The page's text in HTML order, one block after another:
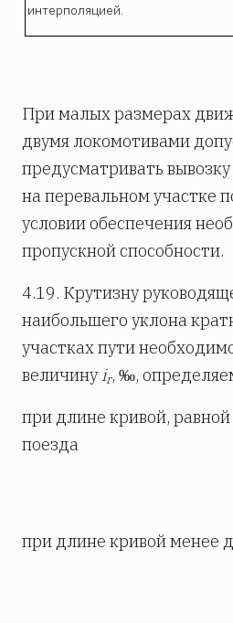
интерполяцией.
При малых размерах
двумя локомотивами
предусматривать
на перевальном участке
условии обеспечения
пропускной способности.
4.19. Крутизну
наибольшего уклона
участках пути
величинуir, ‰,
при длине кривой,
поезда
при длине кривой менее